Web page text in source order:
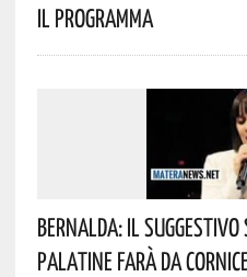
Il Programma
Bernalda: Il
Palatine Farà Da